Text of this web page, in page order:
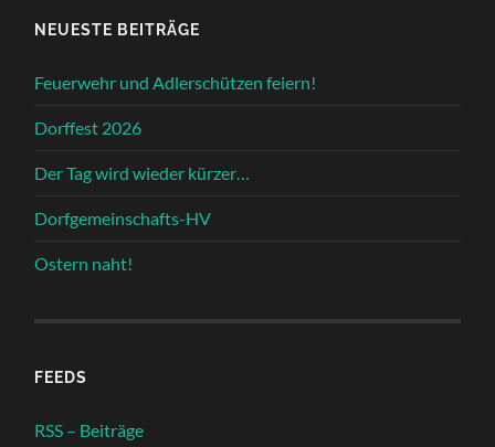
NEUESTE BEITRÄGE
Feuerwehr und Adlerschützen feiern!
Dorffest 2026
Der Tag wird wieder kürzer…
Dorfgemeinschafts-HV
Ostern naht!
FEEDS
RSS – Beiträge